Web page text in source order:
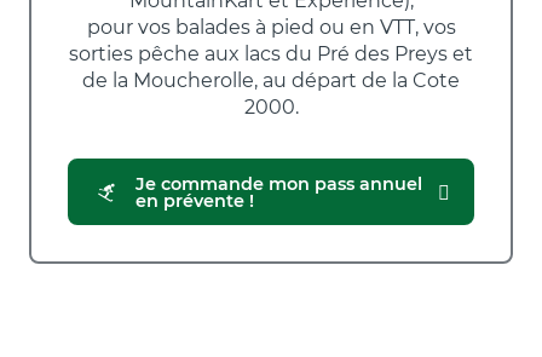
pour vos balades à pied ou en VTT, vos
sorties pêche aux lacs du Pré des Preys et
de la Moucherolle, au départ de la Cote
2000.
Je commande mon pass annuel
en prévente !